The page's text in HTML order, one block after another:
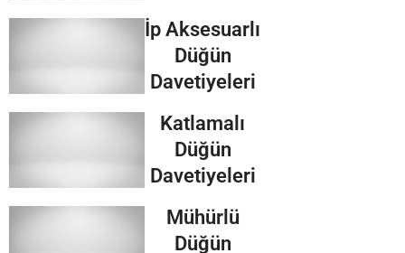
İp Aksesuarlı
Düğün
Davetiyeleri
Katlamalı
Düğün
Davetiyeleri
Mühürlü
Düğün